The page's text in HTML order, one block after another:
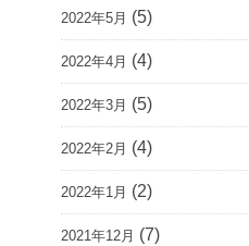
2022年5月 (5)
2022年4月 (4)
2022年3月 (5)
2022年2月 (4)
2022年1月 (2)
2021年12月 (7)